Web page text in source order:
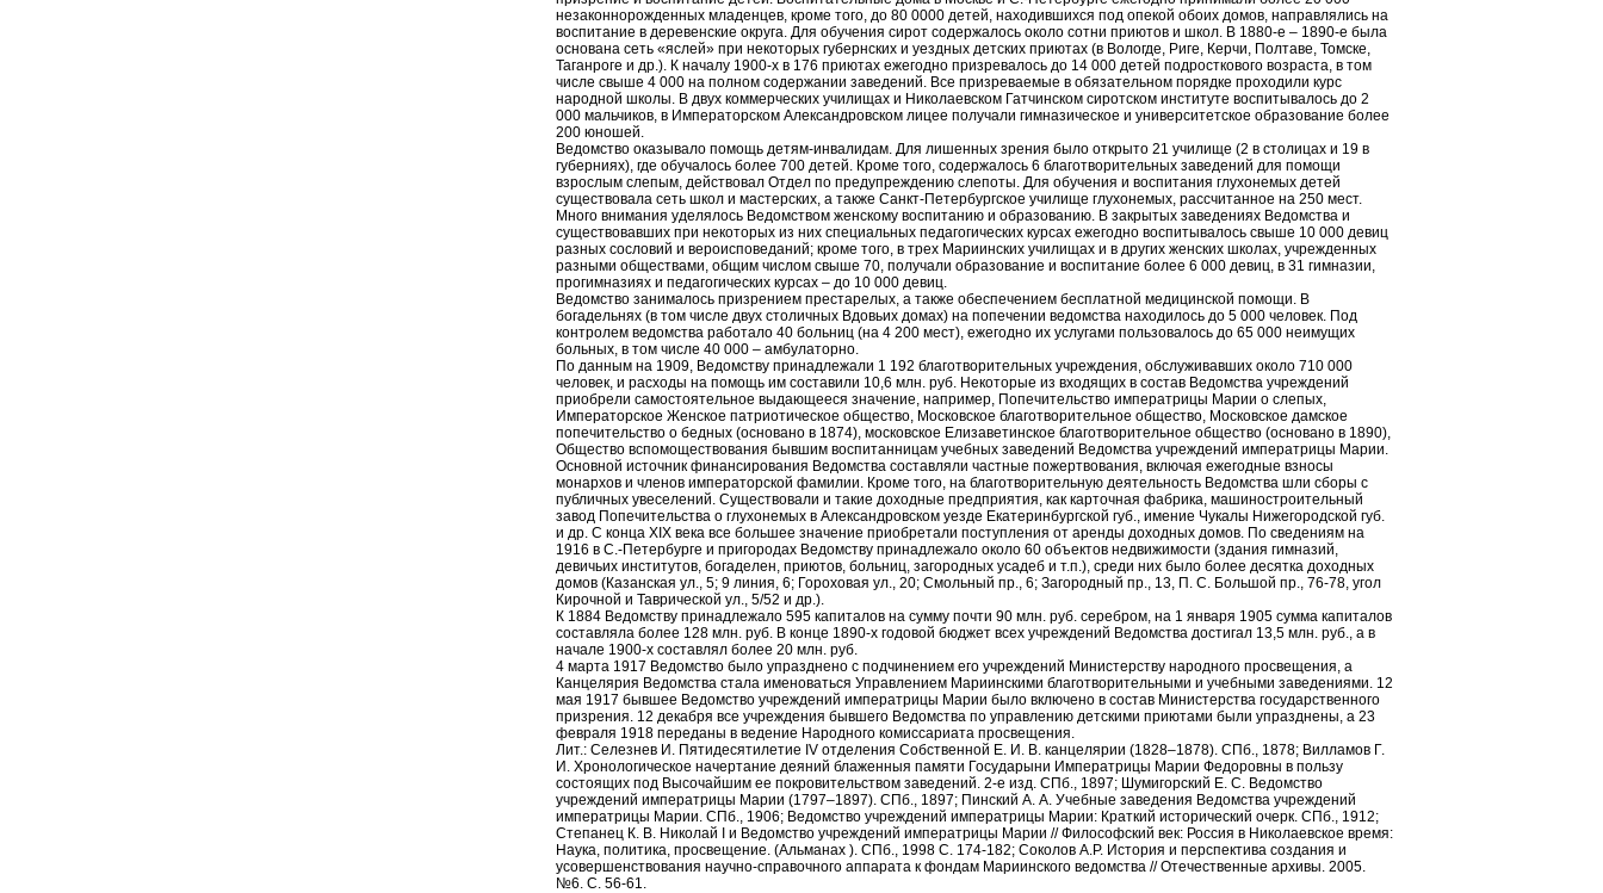
Мариинский знак отличия
беспорочной службы 1-й
степени
Заседание Опекунского
совета Ведомства
учреждений императрицы
Марии. Санкт-Петербург.
1913. Фотоателье К. К.
Буллы
незаконнорожденных младенцев, кроме того, до 80 0000 детей, находившихся под опекой обоих домов, направлялись на
воспитание в деревенские округа. Для обучения сирот содержалось около сотни приютов и школ. В 1880-е – 1890-е была
основана сеть «яслей» при некоторых губернских и уездных детских приютах (в Вологде, Риге, Керчи, Полтаве, Томске,
Таганроге и др.). К началу 1900-х в 176 приютах ежегодно призревалось до 14 000 детей подросткового возраста, в том
числе свыше 4 000 на полном содержании заведений. Все призреваемые в обязательном порядке проходили курс
народной школы. В двух коммерческих училищах и Николаевском Гатчинском сиротском институте воспитывалось до 2
000 мальчиков, в Императорском Александровском лицее получали гимназическое и университетское образование более
200 юношей.
Ведомство оказывало помощь детям-инвалидам. Для лишенных зрения было открыто 21 училище (2 в столицах и 19 в
губерниях), где обучалось более 700 детей. Кроме того, содержалось 6 благотворительных заведений для помощи
взрослым слепым, действовал Отдел по предупреждению слепоты. Для обучения и воспитания глухонемых детей
существовала сеть школ и мастерских, а также Санкт-Петербургское училище глухонемых, рассчитанное на 250 мест.
Много внимания уделялось Ведомством женскому воспитанию и образованию. В закрытых заведениях Ведомства и
существовавших при некоторых из них специальных педагогических курсах ежегодно воспитывалось свыше 10 000 девиц
разных сословий и вероисповеданий; кроме того, в трех Мариинских училищах и в других женских школах, учрежденных
разными обществами, общим числом свыше 70, получали образование и воспитание более 6 000 девиц, в 31 гимназии,
прогимназиях и педагогических курсах – до 10 000 девиц.
Ведомство занималось призрением престарелых, а также обеспечением бесплатной медицинской помощи. В
богадельнях (в том числе двух столичных Вдовьих домах) на попечении ведомства находилось до 5 000 человек. Под
контролем ведомства работало 40 больниц (на 4 200 мест), ежегодно их услугами пользовалось до 65 000 неимущих
больных, в том числе 40 000 – амбулаторно.
По данным на 1909, Ведомству принадлежали 1 192 благотворительных учреждения, обслуживавших около 710 000
человек, и расходы на помощь им составили 10,6 млн. руб. Некоторые из входящих в состав Ведомства учреждений
приобрели самостоятельное выдающееся значение, например, Попечительство императрицы Марии о слепых,
Императорское Женское патриотическое общество, Московское благотворительное общество, Московское дамское
попечительство о бедных (основано в 1874), московское Елизаветинское благотворительное общество (основано в 1890),
Общество вспомоществования бывшим воспитанницам учебных заведений Ведомства учреждений императрицы Марии.
Основной источник финансирования Ведомства составляли частные пожертвования, включая ежегодные взносы
монархов и членов императорской фамилии. Кроме того, на благотворительную деятельность Ведомства шли сборы с
публичных увеселений. Существовали и такие доходные предприятия, как карточная фабрика, машиностроительный
завод Попечительства о глухонемых в Александровском уезде Екатеринбургской губ., имение Чукалы Нижегородской губ.
и др. С конца ХIХ века все большее значение приобретали поступления от аренды доходных домов. По сведениям на
1916 в С.-Петербурге и пригородах Ведомству принадлежало около 60 объектов недвижимости (здания гимназий,
девичьих институтов, богаделен, приютов, больниц, загородных усадеб и т.п.), среди них было более десятка доходных
домов (Казанская ул., 5; 9 линия, 6; Гороховая ул., 20; Смольный пр., 6; Загородный пр., 13, П. С. Большой пр., 76-78, угол
Кирочной и Таврической ул., 5/52 и др.).
К 1884 Ведомству принадлежало 595 капиталов на сумму почти 90 млн. руб. серебром, на 1 января 1905 сумма капиталов
составляла более 128 млн. руб. В конце 1890-х годовой бюджет всех учреждений Ведомства достигал 13,5 млн. руб., а в
начале 1900-х составлял более 20 млн. руб.
4 марта 1917 Ведомство было упразднено с подчинением его учреждений Министерству народного просвещения, а
Канцелярия Ведомства стала именоваться Управлением Мариинскими благотворительными и учебными заведениями. 12
мая 1917 бывшее Ведомство учреждений императрицы Марии было включено в состав Министерства государственного
призрения. 12 декабря все учреждения бывшего Ведомства по управлению детскими приютами были упразднены, а 23
февраля 1918 переданы в ведение Народного комиссариата просвещения.
Лит.: Селезнев И. Пятидесятилетие IV отделения Собственной Е. И. В. канцелярии (1828–1878). СПб., 1878; Вилламов Г.
И. Хронологическое начертание деяний блаженныя памяти Государыни Императрицы Марии Федоровны в пользу
состоящих под Высочайшим ее покровительством заведений. 2-е изд. СПб., 1897; Шумигорский Е. С. Ведомство
учреждений императрицы Марии (1797–1897). СПб., 1897; Пинский А. А. Учебные заведения Ведомства учреждений
императрицы Марии. СПб., 1906; Ведомство учреждений императрицы Марии: Краткий исторический очерк. СПб., 1912;
Степанец К. В. Николай I и Ведомство учреждений императрицы Марии // Философский век: Россия в Николаевское время:
Наука, политика, просвещение. (Альманах ). СПб., 1998 С. 174-182; Соколов А.Р. История и перспектива создания и
усовершенствования научно-справочного аппарата к фондам Мариинского ведомства // Отечественные архивы. 2005.
№6. С. 56-61.